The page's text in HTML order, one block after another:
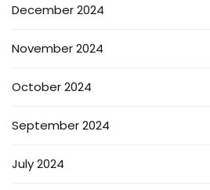
December 2024
November 2024
October 2024
September 2024
July 2024